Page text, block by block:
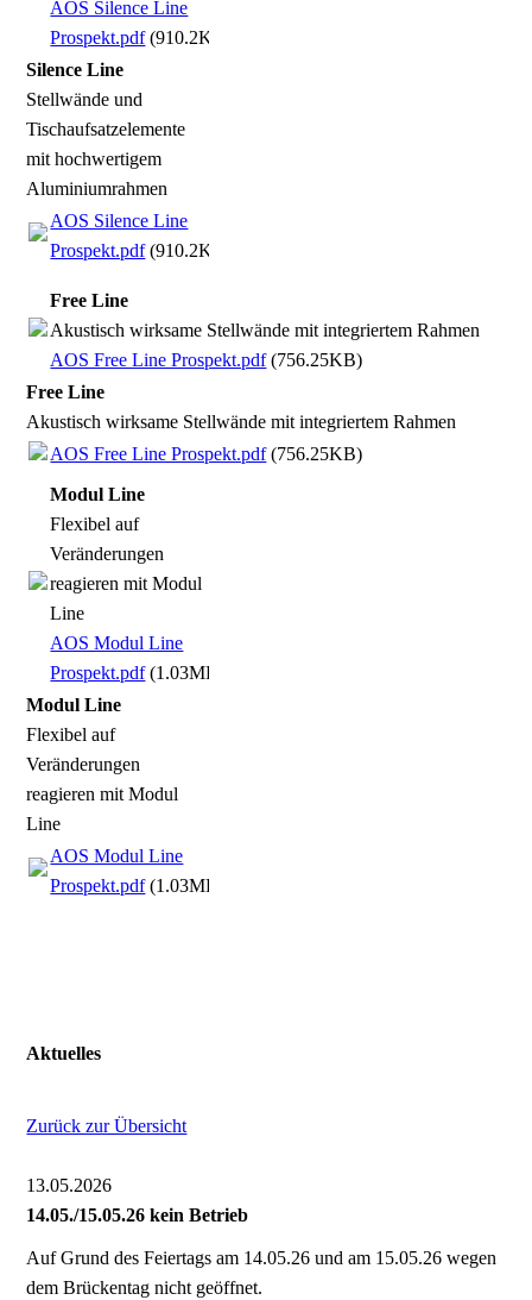
AOS Silence Line
Prospekt.pdf(910.2KB)
Silence Line
Stellwände und
Tischaufsatzelemente
mit hochwertigem
Aluminiumrahmen
AOS Silence Line
Prospekt.pdf(910.2KB)
Free Line
Akustisch wirksame Stellwände mit integriertem Rahmen
AOS Free Line Prospekt.pdf(756.25KB)
Free Line
Akustisch wirksame Stellwände mit integriertem Rahmen
AOS Free Line Prospekt.pdf(756.25KB)
Modul Line
Flexibel auf
Veränderungen
reagieren mit Modul
Line
AOS Modul Line
Prospekt.pdf(1.03MB)
Modul Line
Flexibel auf
Veränderungen
reagieren mit Modul
Line
AOS Modul Line
Prospekt.pdf(1.03MB)
Aktuelles
Zurück zur Übersicht
13.05.2026
14.05./15.05.26 kein Betrieb
Auf Grund des Feiertags am 14.05.26 und am 15.05.26 wegen
dem Brückentag nicht geöffnet.